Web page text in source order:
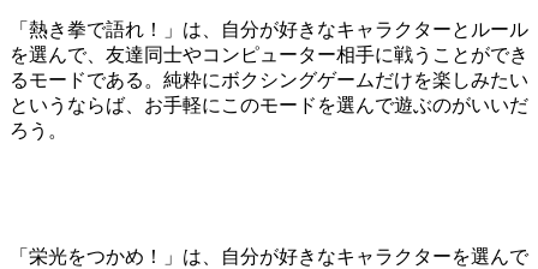
「熱き拳で語れ！」は、自分が好きなキャラクターとルール
を選んで、友達同士やコンピューター相手に戦うことができ
るモードである。純粋にボクシングゲームだけを楽しみたい
というならば、お手軽にこのモードを選んで遊ぶのがいいだ
ろう。
「栄光をつかめ！」は、自分が好きなキャラクターを選んで